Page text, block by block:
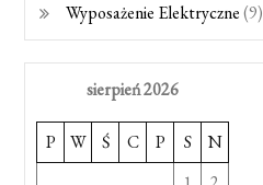
Wyposażenie Elektryczne(9)
sierpień 2026
P W Ś C P S
N